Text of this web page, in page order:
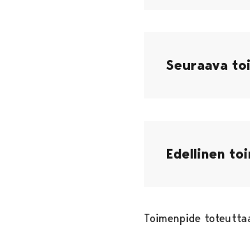
Seuraava
Edellinen
Toimenpide